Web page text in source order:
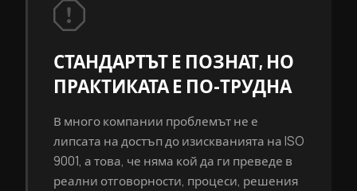
СТАНДАРТЪТ Е ПОЗНАТ, НО
ПРАКТИКАТА Е ПО-ТРУДНА
В много компании проблемът не е
липсата на достъп до изискванията на ISO
9001, а това, че няма кой да ги преведе в
реални отговорности, процеси, решения